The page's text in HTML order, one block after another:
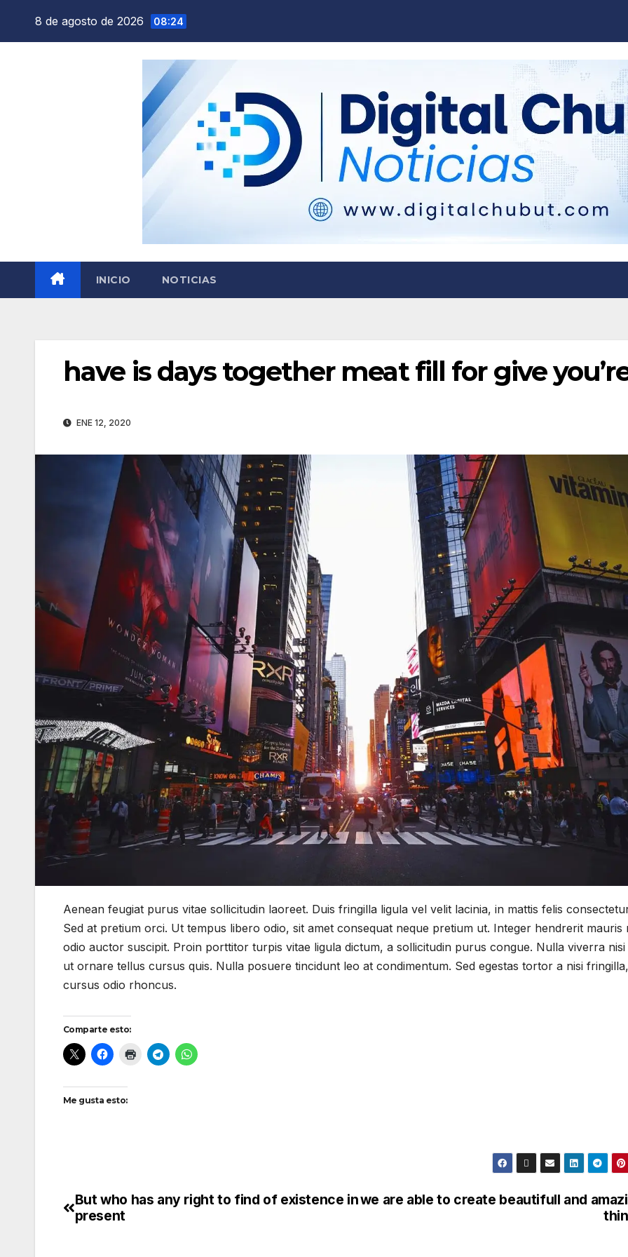
8 de agosto de 2026 08:24
INICIO NOTICIAS
have is days together meat fill for give
ENE 12, 2020
Aenean feugiat purus vitae sollicitudin laoreet. Duis fringilla ligula vel velit lacinia, in mattis felis
Sed at pretium orci. Ut tempus libero odio, sit amet consequat neque pretium ut. Integer hendrerit mauris
odio auctor suscipit. Proin porttitor turpis vitae ligula dictum, a sollicitudin purus congue. Nulla viverra nisi
ut ornare tellus cursus quis. Nulla posuere tincidunt leo at condimentum. Sed egestas tortor a nisi
cursus odio rhoncus.
Comparte esto:
Me gusta esto:
Navegación
we are able to create beautifull and
But who has any right to find of existence in
present